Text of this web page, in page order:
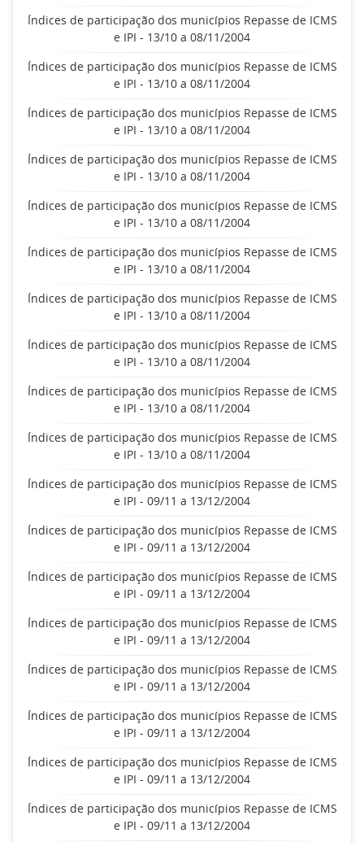
Índices de participação dos municípios Repasse de ICMS
e IPI - 13/10 a 08/11/2004
Índices de participação dos municípios Repasse de ICMS
e IPI - 13/10 a 08/11/2004
Índices de participação dos municípios Repasse de ICMS
e IPI - 13/10 a 08/11/2004
Índices de participação dos municípios Repasse de ICMS
e IPI - 13/10 a 08/11/2004
Índices de participação dos municípios Repasse de ICMS
e IPI - 13/10 a 08/11/2004
Índices de participação dos municípios Repasse de ICMS
e IPI - 13/10 a 08/11/2004
Índices de participação dos municípios Repasse de ICMS
e IPI - 13/10 a 08/11/2004
Índices de participação dos municípios Repasse de ICMS
e IPI - 13/10 a 08/11/2004
Índices de participação dos municípios Repasse de ICMS
e IPI - 13/10 a 08/11/2004
Índices de participação dos municípios Repasse de ICMS
e IPI - 13/10 a 08/11/2004
Índices de participação dos municípios Repasse de ICMS
e IPI - 09/11 a 13/12/2004
Índices de participação dos municípios Repasse de ICMS
e IPI - 09/11 a 13/12/2004
Índices de participação dos municípios Repasse de ICMS
e IPI - 09/11 a 13/12/2004
Índices de participação dos municípios Repasse de ICMS
e IPI - 09/11 a 13/12/2004
Índices de participação dos municípios Repasse de ICMS
e IPI - 09/11 a 13/12/2004
Índices de participação dos municípios Repasse de ICMS
e IPI - 09/11 a 13/12/2004
Índices de participação dos municípios Repasse de ICMS
e IPI - 09/11 a 13/12/2004
Índices de participação dos municípios Repasse de ICMS
e IPI - 09/11 a 13/12/2004